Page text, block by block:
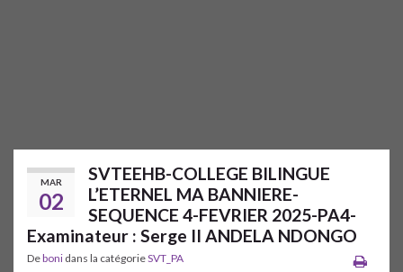
MAR
02
SVTEEHB-COLLEGE BILINGUE
L’ETERNEL MA BANNIERE-
SEQUENCE 4-FEVRIER 2025-PA4-
Examinateur : Serge II ANDELA NDONGO
Deboni dans la catégorieSVT_PA